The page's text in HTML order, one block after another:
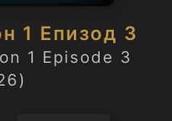
1 Епизод 3
1 Episode 3